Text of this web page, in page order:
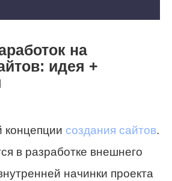
на
идея +
создания сайтов.
в разработке внешнего
начинки проекта